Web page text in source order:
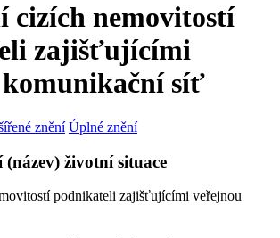
cizích nemovitostí
zajišťujícími
síť
znění Úplné znění
životní situace
podnikateli zajišťujícími veřejnou